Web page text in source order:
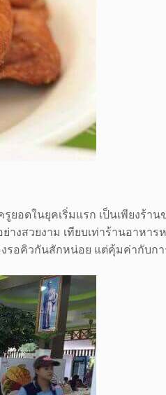
ดในยุคเริ่มแรก เป็นเพียงร้า
งสวยงาม เทียบเท่าร้านอาห
งรอคิวกันสักหน่อย แต่คุ้มค่ากับก